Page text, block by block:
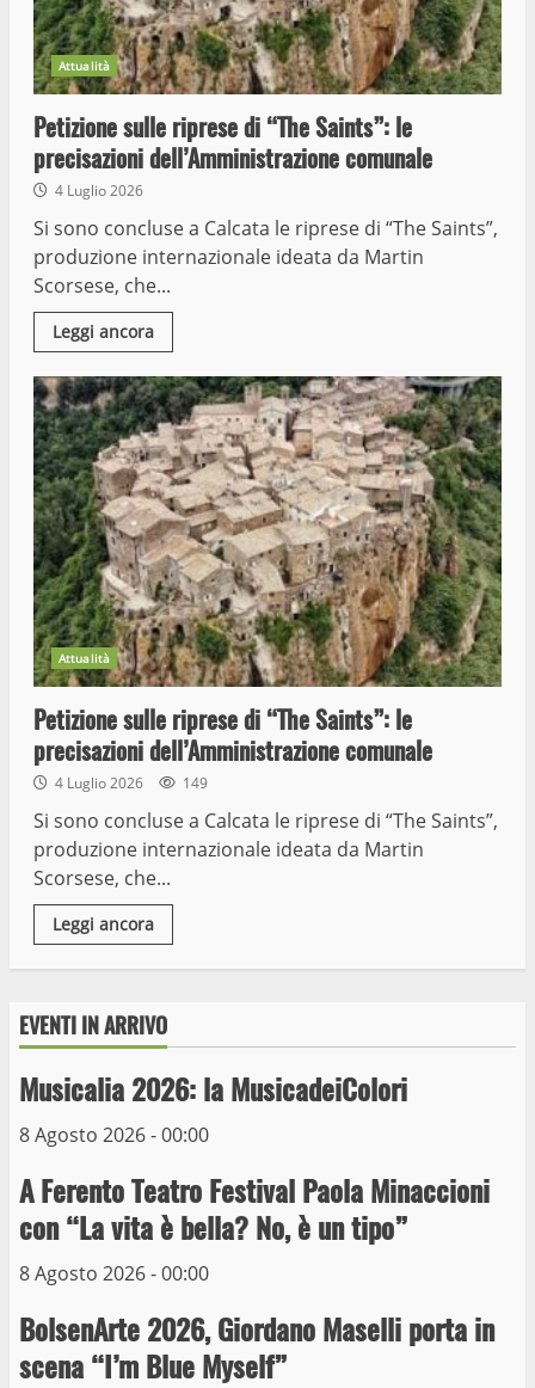
Attualità
Petizione sulle riprese di “The Saints”: le
precisazioni dell’Amministrazione comunale
4 Luglio 2026
Si sono concluse a Calcata le riprese di “The Saints”,
produzione internazionale ideata da Martin
Scorsese, che...
Leggi ancora
Attualità
Petizione sulle riprese di “The Saints”: le
precisazioni dell’Amministrazione comunale
4 Luglio 2026 149
Si sono concluse a Calcata le riprese di “The Saints”,
produzione internazionale ideata da Martin
Scorsese, che...
Leggi ancora
EVENTI IN ARRIVO
Musicalia 2026: la MusicadeiColori
8 Agosto 2026 - 00:00
A Ferento Teatro Festival Paola Minaccioni
con “La vita è bella? No, è un tipo”
8 Agosto 2026 - 00:00
BolsenArte 2026, Giordano Maselli porta in
scena “I’m Blue Myself”
3
4
La Polizia di Stato arresta il ladro seriale
delle auto in sosta a Viterbo
10 Maggio 2023
Prorogata la mostra dei bozzetti di
Michelangelo Buonarroti ospitata al
Museo dei Portici